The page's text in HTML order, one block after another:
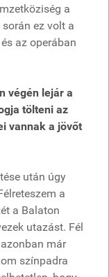
a
ez volt a
az operában
végén lejár a
tölteni az
vannak a jövőt
után úgy
a
a Balaton
utazást. Fél
már
színpadra